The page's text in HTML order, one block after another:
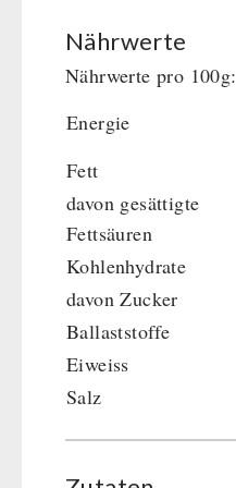
Dessert
Schutzraum-Ausrüstung
Nährwerte
Nährwerte pro 100g:
Energie
Fett
davon gesättigte
Fettsäuren
Kohlenhydrate
davon Zucker
Ballaststoffe
Eiweiss
Salz